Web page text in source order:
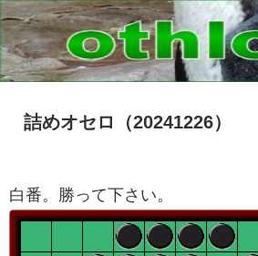
詰めオセロ（20241226）
白番。勝って下さい。